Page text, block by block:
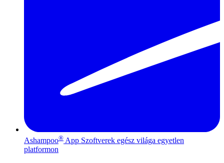
Ashampoo® App Szoftverek egész világa egyetlen
platformon